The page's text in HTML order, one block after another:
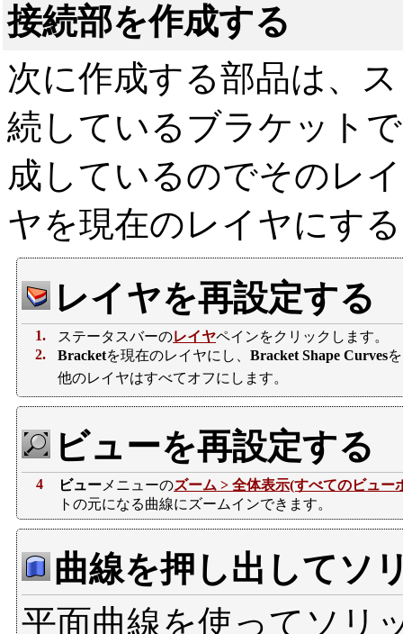
接続部を作成する
次に作成する部品は、
続しているブラケット
成しているのでそのレ
ヤを現在のレイヤにす
レイヤを再設定する
1. ステータスバーのレイヤペインをクリックします。
2.
Bracketを現在のレイヤにし、 Bracket Shape Curves
他のレイヤはすべてオフにします。
ビューを再設定する
4 ビュー メニューのズーム > 全体表示(すべてのビュー
トの元になる曲線にズームインできます。
曲線を押し出してソ
平面曲線を使ってソリ